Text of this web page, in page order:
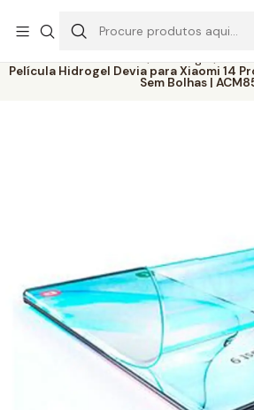
Início Catálogo
Película Hidrogel Devia para Xiaomi 14
Sem Bolhas |